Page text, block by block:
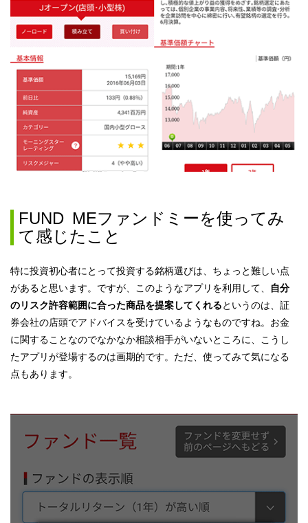
FUND MEファンドミーを使ってみ
て感じたこと
特に投資初心者にとって投資する銘柄選びは、ちょっと難しい点
があると思います。ですが、このようなアプリを利用して、
自分
のリスク許容範囲に合った商品を提案してくれるというのは、証
券会社の店頭でアドバイスを受けているようなものですね。お金
に関することなのでなかなか相談相手がいないところに、こうし
たアプリが登場するのは画期的です。ただ、使ってみて気になる
点もあります。